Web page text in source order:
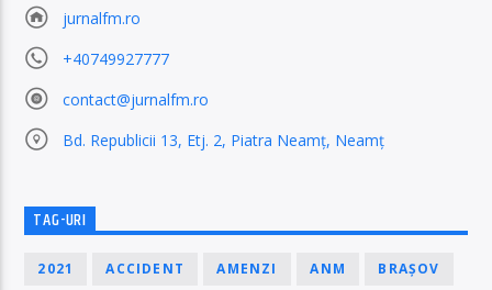
jurnalfm.ro
+40749927777
contact@jurnalfm.ro
Bd. Republicii 13, Etj. 2, Piatra Neamț, Neamț
TAG-URI
2021 ACCIDENT AMENZI ANM BRAȘOV